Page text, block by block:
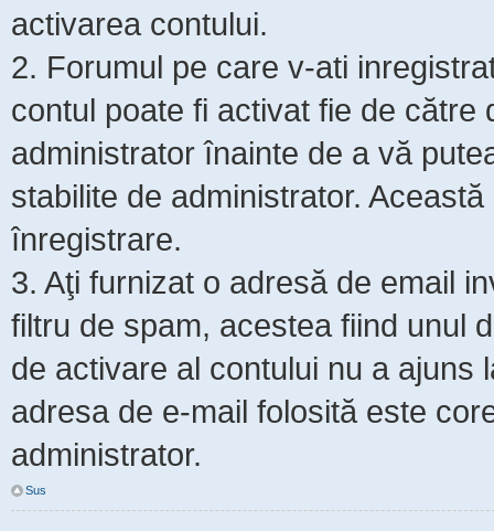
activarea contului.
2. Forumul pe care v-ati
contul poate fi activat fie de
administrator înainte de a vă
stabilite de administrator.
înregistrare.
3. Aţi furnizat o adresă de email
filtru de spam, acestea fiind unul
de activare al contului nu a ajuns
adresa de e-mail folosită este
administrator.
Sus